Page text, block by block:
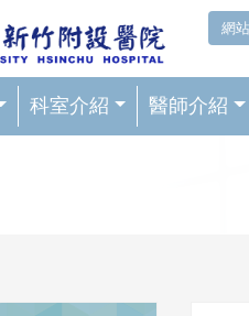
結 網
科室介紹 醫師介紹